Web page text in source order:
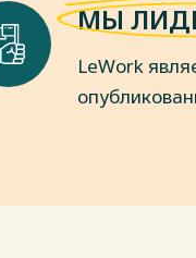
МЫ
LeWork